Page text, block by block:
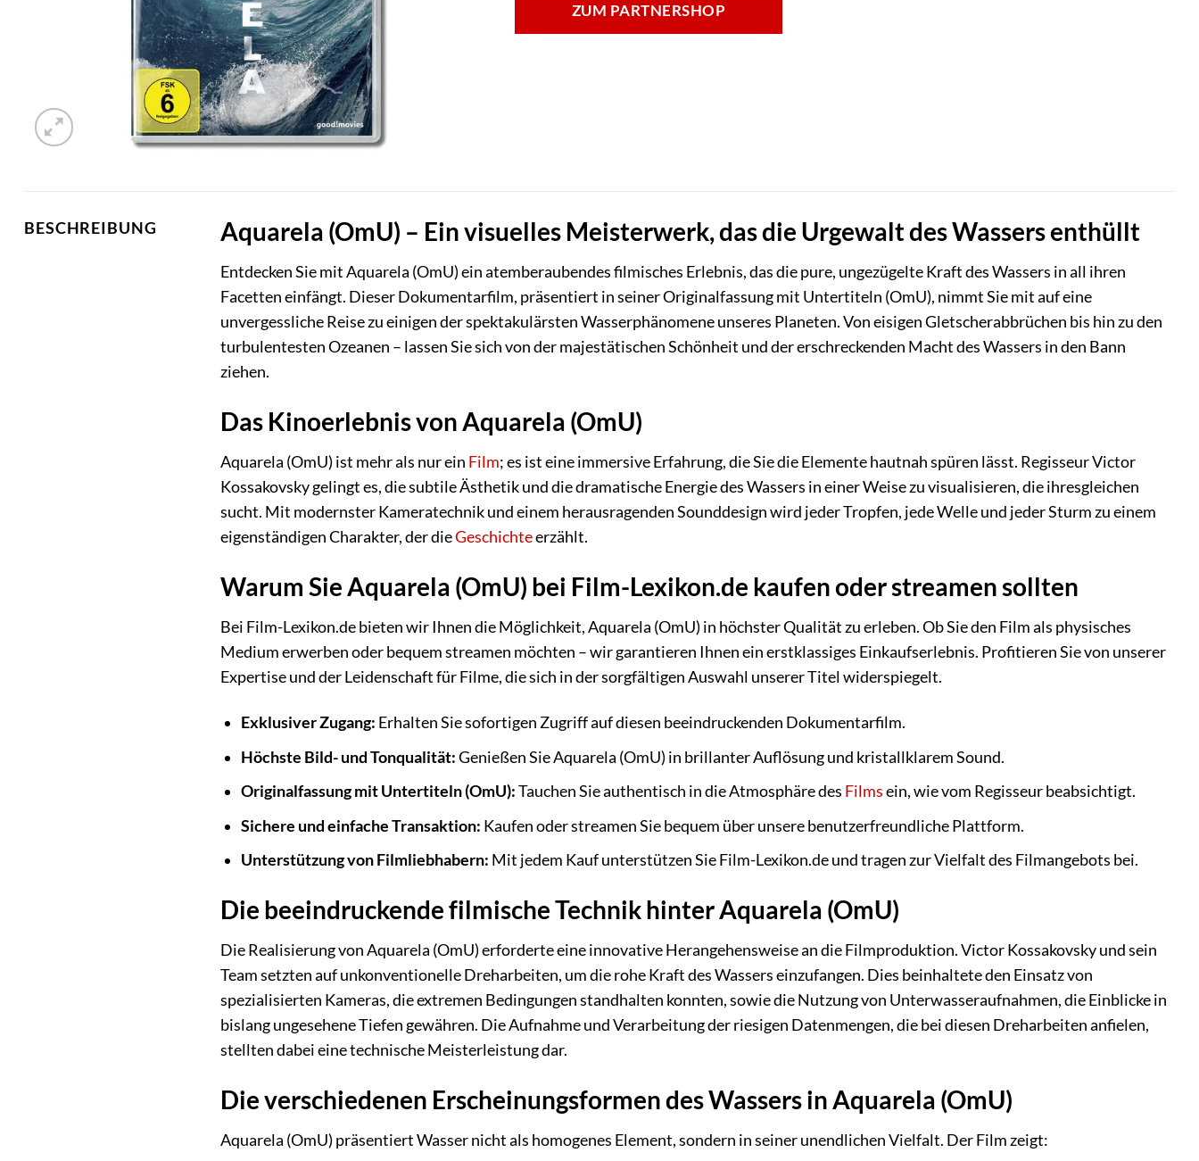
ZUM PARTNERSHOP
BESCHREIBUNG Aquarela (OmU) – Ein visuelles Meisterwerk, das die Urgewalt des Wassers enthüllt
Entdecken Sie mit Aquarela (OmU) ein atemberaubendes filmisches Erlebnis, das die pure, ungezügelte Kraft des Wassers in all ihren
Facetten einfängt. Dieser Dokumentarfilm, präsentiert in seiner Originalfassung mit Untertiteln (OmU), nimmt Sie mit auf eine
unvergessliche Reise zu einigen der spektakulärsten Wasserphänomene unseres Planeten. Von eisigen Gletscherabbrüchen bis hin zu den
turbulentesten Ozeanen – lassen Sie sich von der majestätischen Schönheit und der erschreckenden Macht des Wassers in den Bann
ziehen.
Das Kinoerlebnis von Aquarela (OmU)
Aquarela (OmU) ist mehr als nur ein Film; es ist eine immersive Erfahrung, die Sie die Elemente hautnah spüren lässt. Regisseur Victor
Kossakovsky gelingt es, die subtile Ästhetik und die dramatische Energie des Wassers in einer Weise zu visualisieren, die ihresgleichen
sucht. Mit modernster Kameratechnik und einem herausragenden Sounddesign wird jeder Tropfen, jede Welle und jeder Sturm zu einem
eigenständigen Charakter, der dieGeschichteerzählt.
Warum Sie Aquarela (OmU) bei Film-Lexikon.de kaufen oder streamen sollten
Bei Film-Lexikon.de bieten wir Ihnen die Möglichkeit, Aquarela (OmU) in höchster Qualität zu erleben. Ob Sie den Film als physisches
Medium erwerben oder bequem streamen möchten – wir garantieren Ihnen ein erstklassiges Einkaufserlebnis. Profitieren Sie von unserer
Expertise und der Leidenschaft für Filme, die sich in der sorgfältigen Auswahl unserer Titel widerspiegelt.
Exklusiver Zugang: Erhalten Sie sofortigen Zugriff auf diesen beeindruckenden Dokumentarfilm.
Höchste Bild- und Tonqualität:Genießen Sie Aquarela (OmU) in brillanter Auflösung und kristallklarem Sound.
Originalfassung mit Untertiteln (OmU):Tauchen Sie authentisch in die Atmosphäre des Filmsein, wie vom Regisseur beabsichtigt.
Sichere und einfache Transaktion: Kaufen oder streamen Sie bequem über unsere benutzerfreundliche Plattform.
Unterstützung von Filmliebhabern: Mit jedem Kauf unterstützen Sie Film-Lexikon.de und tragen zur Vielfalt des Filmangebots bei.
Die beeindruckende filmische Technik hinter Aquarela (OmU)
Die Realisierung von Aquarela (OmU) erforderte eine innovative Herangehensweise an die Filmproduktion. Victor Kossakovsky und sein
Team setzten auf unkonventionelle Dreharbeiten, um die rohe Kraft des Wassers einzufangen. Dies beinhaltete den Einsatz von
spezialisierten Kameras, die extremen Bedingungen standhalten konnten, sowie die Nutzung von Unterwasseraufnahmen, die Einblicke in
bislang ungesehene Tiefen gewähren. Die Aufnahme und Verarbeitung der riesigen Datenmengen, die bei diesen Dreharbeiten anfielen,
stellten dabei eine technische Meisterleistung dar.
Die verschiedenen Erscheinungsformen des Wassers in Aquarela (OmU)
Aquarela (OmU) präsentiert Wasser nicht als homogenes Element, sondern in seiner unendlichen Vielfalt. Der Film zeigt: